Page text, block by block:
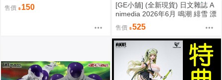
售價 150
[GE小舖] (全新現貨) 日文雜誌 A
nimedia 2026年6月 鳴潮 緋雪 漂
泊者 魔法姊妹露露特莉莉
售價 525